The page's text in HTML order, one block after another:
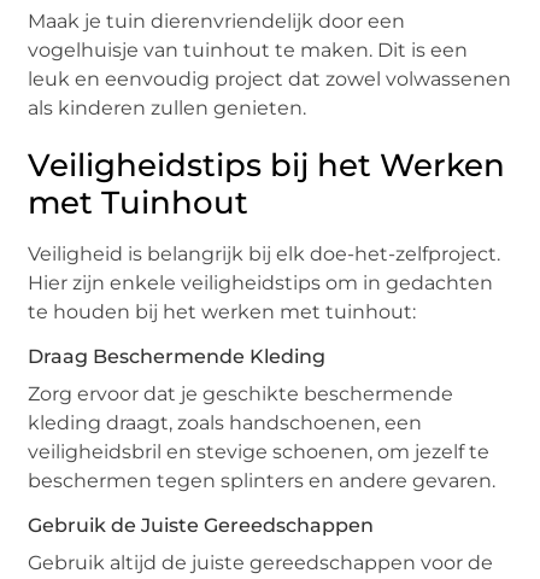
Maak je tuin dierenvriendelijk door een
vogelhuisje van tuinhout te maken. Dit is een
leuk en eenvoudig project dat zowel volwassenen
als kinderen zullen genieten.
Veiligheidstips bij het Werken
met Tuinhout
Veiligheid is belangrijk bij elk doe-het-zelfproject.
Hier zijn enkele veiligheidstips om in gedachten
te houden bij het werken met tuinhout:
Draag Beschermende Kleding
Zorg ervoor dat je geschikte beschermende
kleding draagt, zoals handschoenen, een
veiligheidsbril en stevige schoenen, om jezelf te
beschermen tegen splinters en andere gevaren.
Gebruik de Juiste Gereedschappen
Gebruik altijd de juiste gereedschappen voor de